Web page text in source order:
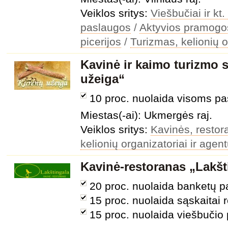
Veiklos sritys: Viešbučiai ir
paslaugos / Aktyvios
picerijos / Turizmas, kelionių
Kavinė ir kaimo turizmo
užeiga“
10 proc. nuolaida visoms
Miestas(-ai): Ukmergės raj.
Veiklos sritys: Kavinės,
kelionių organizatoriai ir
Kavinė-restoranas
20 proc. nuolaida banketų
15 proc. nuolaida sąskaitai
15 proc. nuolaida viešbučio